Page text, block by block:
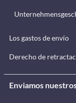
Los gastos de envío
Derecho de
Enviamos